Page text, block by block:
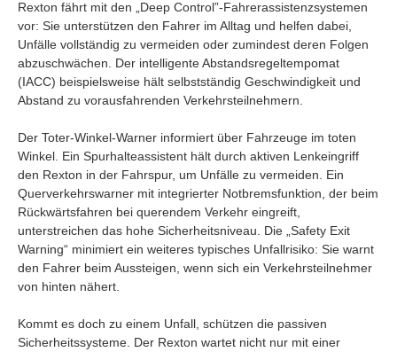
Rexton fährt mit den „Deep Control”-Fahrerassistenzsystemen
vor: Sie unterstützen den Fahrer im Alltag und helfen dabei,
Unfälle vollständig zu vermeiden oder zumindest deren Folgen
abzuschwächen. Der intelligente Abstandsregeltempomat
(IACC) beispielsweise hält selbstständig Geschwindigkeit und
Abstand zu vorausfahrenden Verkehrsteilnehmern.
Der Toter-Winkel-Warner informiert über Fahrzeuge im toten
Winkel. Ein Spurhalteassistent hält durch aktiven Lenkeingriff
den Rexton in der Fahrspur, um Unfälle zu vermeiden. Ein
Querverkehrswarner mit integrierter Notbremsfunktion, der beim
Rückwärtsfahren bei querendem Verkehr eingreift,
unterstreichen das hohe Sicherheitsniveau. Die „Safety Exit
Warning“ minimiert ein weiteres typisches Unfallrisiko: Sie warnt
den Fahrer beim Aussteigen, wenn sich ein Verkehrsteilnehmer
von hinten nähert.
Kommt es doch zu einem Unfall, schützen die passiven
Sicherheitssysteme. Der Rexton wartet nicht nur mit einer